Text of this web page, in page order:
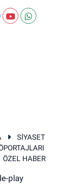
SİYASET
ÖZEL HABER